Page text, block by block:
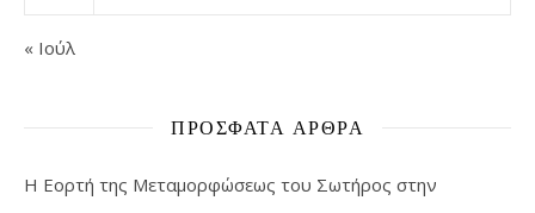
« Ιούλ
ΠΡΌΣΦΑΤΑ ΆΡΘΡΑ
Η Εορτή της Μεταμορφώσεως του Σωτήρος στην